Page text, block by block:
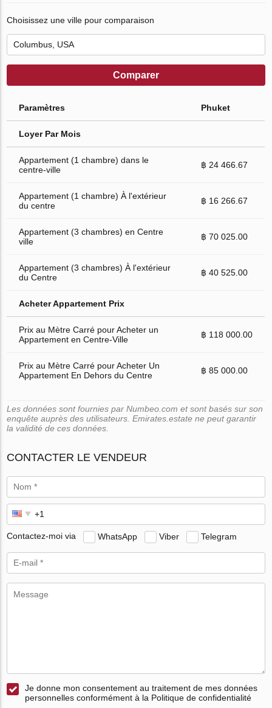
Choisissez une ville pour comparaison
Comparer
Paramètres Phuket
Loyer Par Mois
Appartement (1 chambre) dans le
centre-ville
฿ 24 466.67
Appartement (1 chambre) À l'extérieur
du centre
฿ 16 266.67
Appartement (3 chambres) en Centre
ville
฿ 70 025.00
Appartement (3 chambres) À l'extérieur
du Centre
฿ 40 525.00
Acheter Appartement Prix
Prix au Mètre Carré pour Acheter un
Appartement en Centre-Ville
฿ 118 000.00
Prix au Mètre Carré pour Acheter Un
Appartement En Dehors du Centre
฿ 85 000.00
Les données sont fournies par Numbeo.com et sont basés sur son
enquête auprès des utilisateurs. Emirates.estate ne peut garantir
la validité de ces données.
CONTACTER LE VENDEUR
Contactez-moi via WhatsApp Viber Telegram
Je donne mon consentement au traitement de mes données
personnelles conformément à la Politique de confidentialité